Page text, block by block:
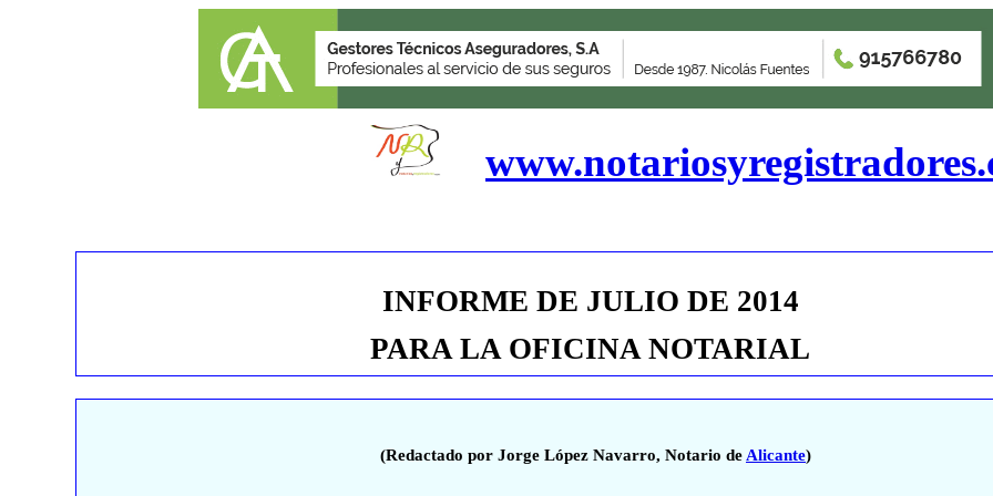
INFORME DE JULIO DE 2014
PARA LA OFICINA NOTARIAL
(Redactado por Jorge López Navarro, Notario de Alicante)